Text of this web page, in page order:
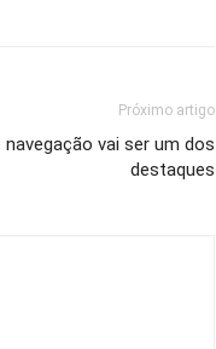
Próximo artigo
vai ser um dos
destaques